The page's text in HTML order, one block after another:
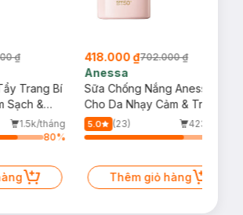
₫
Trang Bí
Sạch &
1.5k/tháng
80%
418.000 ₫702.000 ₫
Anessa
Sữa Chống Nắng Anessa
Cho Da Nhạy Cảm & Trẻ Em
60ml (Mới)
5.0 (23)
423/tháng
Thêm giỏ hàng